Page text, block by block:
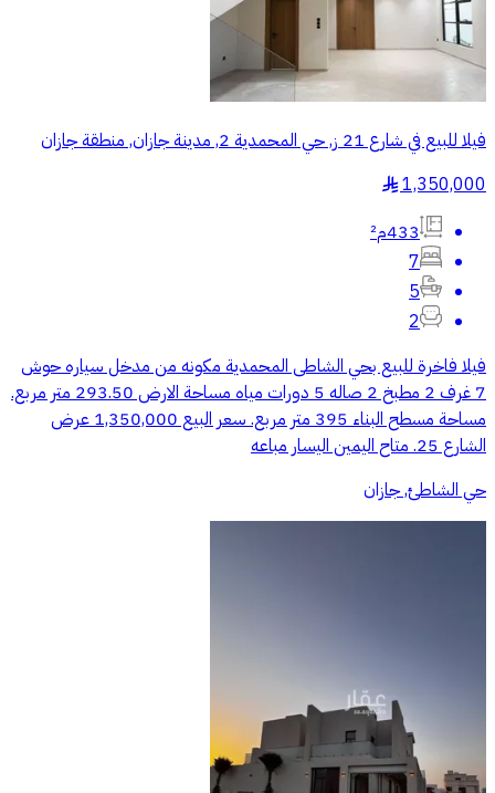
فيلا للبيع في شارع 21 ز, حي المحمدية 2, مدينة جازان, منطقة جازان
1,350,000
§
433م²
7
5
2
فيلا فاخرة للبيع بحي الشاطى المحمدية مكونه من مدخل سياره حوش
7 غرف 2 مطبخ 2 صاله 5 دورات مياه مساحة الارض 293.50 متر مربع.
مساحة مسطح البناء 395 متر مربع. سعر البيع 1,350,000 عرض
الشارع 25. متاح اليمين اليسار مباعه
حي الشاطئ, جازان